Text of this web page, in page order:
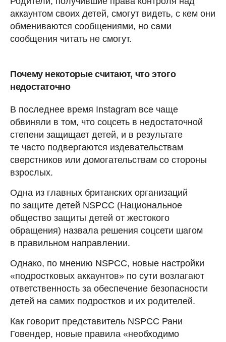
аккаунтом своих детей, смогут видеть, с кем они
обмениваются сообщениями, но сами
сообщения читать не смогут.
Почему некоторые считают, что этого
недостаточно
В последнее время Instagram все чаще
обвиняли в том, что соцсеть в недостаточной
степени защищает детей, и в результате
те часто подвергаются издевательствам
сверстников или домогательствам со стороны
взрослых.
Одна из главных британских организаций
по защите детей NSPCC (Национальное
общество защиты детей от жестокого
обращения) назвала решения соцсети шагом
в правильном направлении.
Однако, по мнению NSPCC, новые настройки
«подростковых аккаунтов» по сути возлагают
ответственность за обеспечение безопасности
детей на самих подростков и их родителей.
Как говорит представитель NSPCC Рани
Говендер, новые правила «необходимо